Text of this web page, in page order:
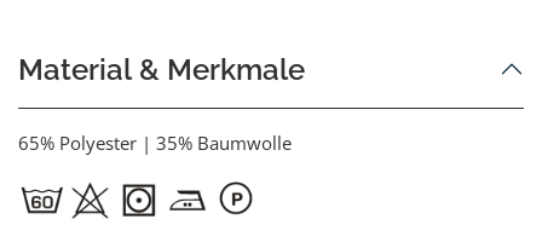
Material & Merkmale
65% Polyester | 35% Baumwolle